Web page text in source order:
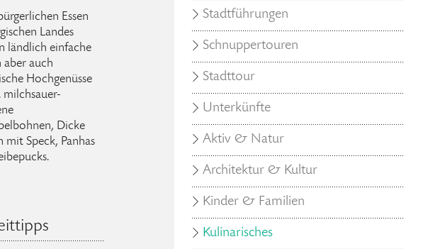
Essen
Landes
ländlich einfache
aber auch
Hochgenüsse
milchsauer-
Dicke
mit Speck, Panhas
Stadtführungen
Schnuppertouren
Stadttour
Unterkünfte
Aktiv & Natur
Architektur & Kultur
Kinder & Familien
Kulinarisches